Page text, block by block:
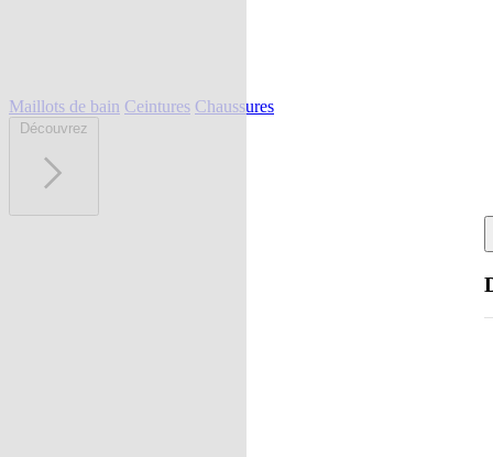
Maillots de bain Ceintures Chaussures
Découvrez